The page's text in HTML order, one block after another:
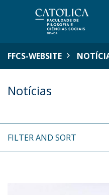
FFCS-WEBSITE
Notícias
FILTER AND SORT